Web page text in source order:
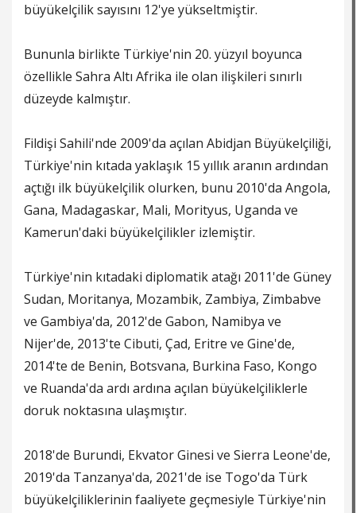
büyükelçilik sayısını 12'ye yükseltmiştir.
Bununla birlikte Türkiye'nin 20. yüzyıl boyunca
özellikle Sahra Altı Afrika ile olan ilişkileri sınırlı
düzeyde kalmıştır.
Fildişi Sahili'nde 2009'da açılan Abidjan Büyükelçiliği,
Türkiye'nin kıtada yaklaşık 15 yıllık aranın ardından
açtığı ilk büyükelçilik olurken, bunu 2010'da Angola,
Gana, Madagaskar, Mali, Morityus, Uganda ve
Kamerun'daki büyükelçilikler izlemiştir.
Türkiye'nin kıtadaki diplomatik atağı 2011'de Güney
Sudan, Moritanya, Mozambik, Zambiya, Zimbabve
ve Gambiya'da, 2012'de Gabon, Namibya ve
Nijer'de, 2013'te Cibuti, Çad, Eritre ve Gine'de,
2014'te de Benin, Botsvana, Burkina Faso, Kongo
ve Ruanda'da ardı ardına açılan büyükelçiliklerle
doruk noktasına ulaşmıştır.
2018'de Burundi, Ekvator Ginesi ve Sierra Leone'de,
2019'da Tanzanya'da, 2021'de ise Togo'da Türk
büyükelçiliklerinin faaliyete geçmesiyle Türkiye'nin